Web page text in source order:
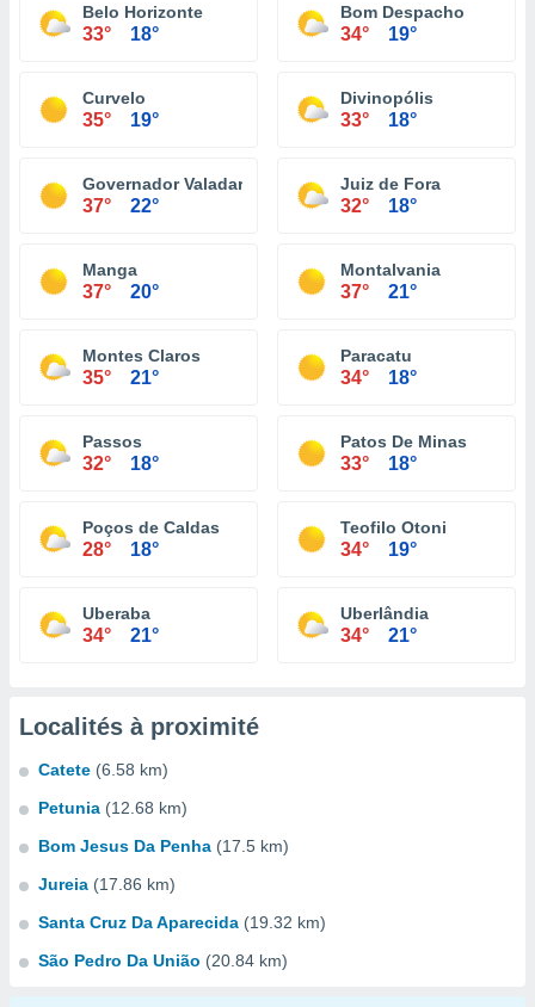
Belo Horizonte
33° 18°
Bom Despacho
34° 19°
Curvelo
35° 19°
Divinopólis
33° 18°
Governador Valadares
37° 22°
Juiz de Fora
32° 18°
Manga
37° 20°
Montalvania
37° 21°
Montes Claros
35° 21°
Paracatu
34° 18°
Passos
32° 18°
Patos De Minas
33° 18°
Poços de Caldas
28° 18°
Teofilo Otoni
34° 19°
Uberaba
34° 21°
Uberlândia
34° 21°
Localités à proximité
Catete (6.58 km)
Petunia (12.68 km)
Bom Jesus Da Penha (17.5 km)
Jureia (17.86 km)
Santa Cruz Da Aparecida (19.32 km)
São Pedro Da União (20.84 km)